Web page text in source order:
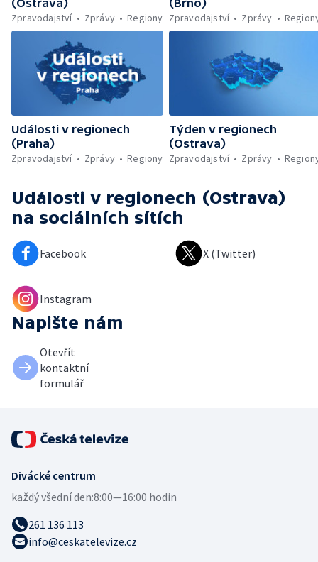
(Ostrava)
Zpravodajství
Zprávy Regiony
(Brno)
Zpravodajství
Zprávy
Události v regionech
(Praha)
Zpravodajství
Zprávy Regiony
Týden v regionech
(Ostrava)
Zpravodajství
Zprávy
Události v regionech (Ostrava)
na sociálních sítích
Facebook X (Twitter)
Instagram
Napište nám
Otevřít
kontaktní
formulář
Divácké centrum
každý všední den:8:00—16:00 hodin
261 136 113
info@ceskatelevize.cz